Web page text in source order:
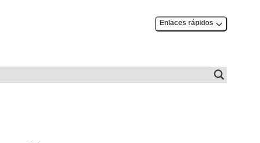
Enlaces rápidos